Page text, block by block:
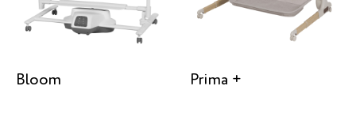
Bloom Prima +